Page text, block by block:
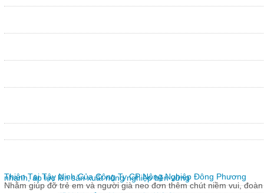
nhanh, áp lực lên sản xuất nông nghiệp bền vững
Thiện Tại Tây Ninh Của Công Ty CP Nông Nghiệp Đông Phương
Nhằm giúp đỡ trẻ em và người già neo đơn thêm chút niềm vui,